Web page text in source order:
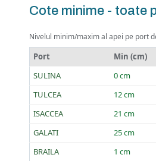
Cote minime - toate
Nivelul minim/maxim al apei pe port
Port Min (cm)
SULINA
0 cm
TULCEA
12 cm
ISACCEA
21 cm
GALATI
25 cm
BRAILA
1 cm